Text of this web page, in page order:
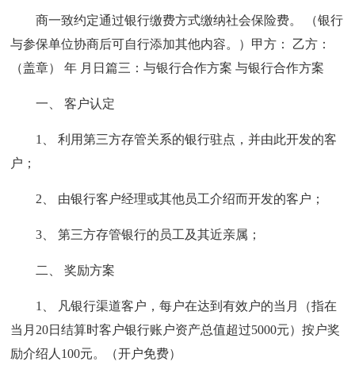
商一致约定通过银行缴费方式缴纳社会保险费。 （银行
与参保单位协商后可自行添加其他内容。）甲方： 乙方：
（盖章） 年 月日篇三：与银行合作方案 与银行合作方案
一、 客户认定
1、 利用第三方存管关系的银行驻点，并由此开发的客
户；
2、 由银行客户经理或其他员工介绍而开发的客户；
3、 第三方存管银行的员工及其近亲属；
二、 奖励方案
1、 凡银行渠道客户，每户在达到有效户的当月（指在
当月20日结算时客户银行账户资产总值超过5000元）按户奖
励介绍人100元。（开户免费）